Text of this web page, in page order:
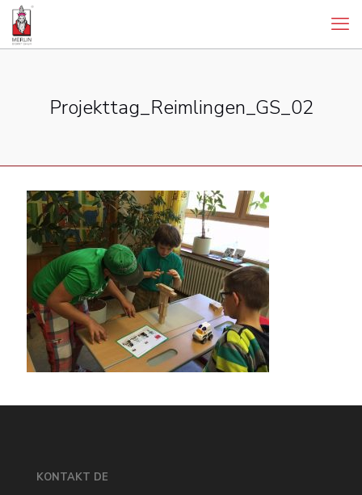
Projekttag_Reimlingen_GS_02
KONTAKT DE